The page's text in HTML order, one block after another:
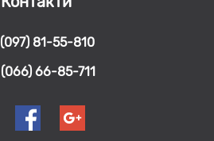
(097) 81-55-810
(066) 66-85-711